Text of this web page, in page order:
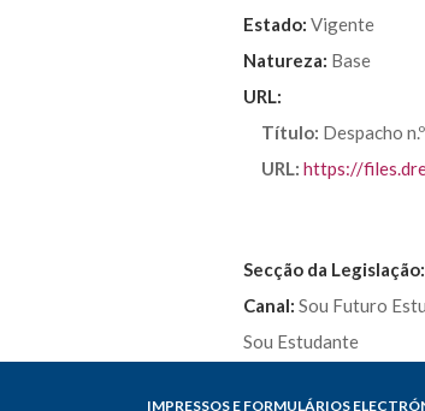
Estado: Vigente
Natureza: Base
URL:
Título: Despacho
URL: https://
Secção da
Canal: Sou Futuro
Sou Estudante
IMPRESSOS E FORMULÁRIOS